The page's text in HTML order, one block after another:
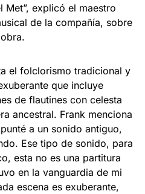
explicó el maestro
de la compañía, sobre
el folclorismo tradicional y
que incluye
de flautines con celesta
ancestral. Frank menciona
a un sonido antiguo,
Ese tipo de sonido, para
esta no es una partitura
en la vanguardia de mi
escena es exuberante,